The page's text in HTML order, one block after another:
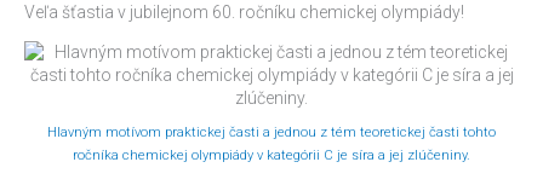
Veľa šťastia v jubilejnom 60. ročníku chemickej olympiády!
Hlavným motívom praktickej časti a jednou z tém teoretickej časti tohto
ročníka chemickej olympiády v kategórii C je síra a jej zlúčeniny.